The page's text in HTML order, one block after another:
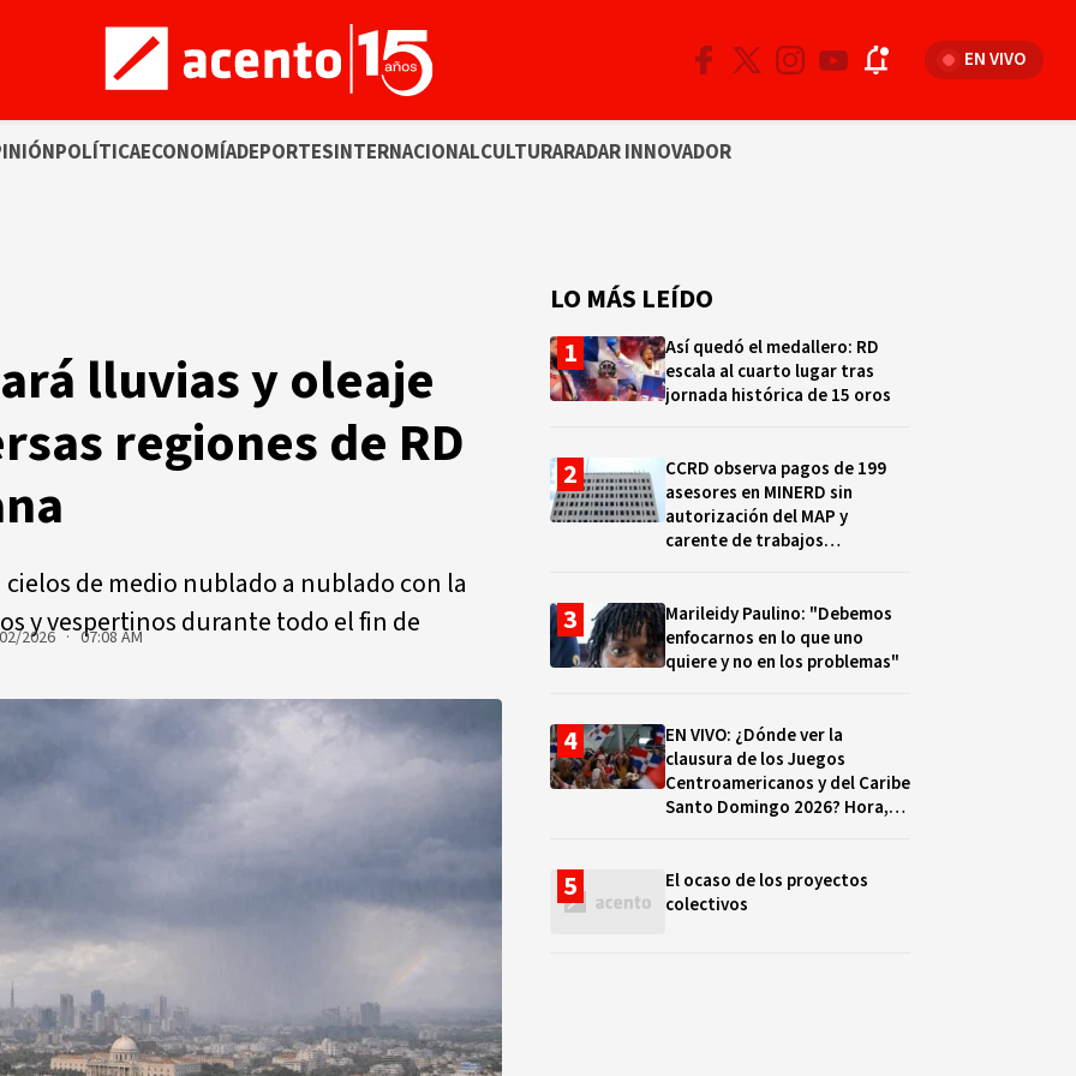
EN VIVO
POLÍTICAECONOMÍADEPORTESINTERNACIONALCULTURARADAR INNOVADOR
lluvias y oleaje
regiones de RD
de medio nublado a nublado con la
y vespertinos durante todo el fin de
2026 · 07:08 AM
LO MÁS LEÍDO
Así quedó el medallero: RD
escala al cuarto lugar tras
jornada histórica de 15 oros
CCRD observa pagos de 199
asesores en MINERD sin
autorización del MAP y
carente de trabajos
Marileidy Paulino: "Debemos
enfocarnos en lo que uno
quiere y no en los problemas"
EN VIVO: ¿Dónde ver la
clausura de los Juegos
Centroamericanos y del Caribe
Santo Domingo 2026? Hora,
El ocaso de los proyectos
colectivos